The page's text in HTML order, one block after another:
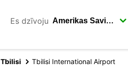
Es dzīvoju
Tbilisi Tbilisi International Airport